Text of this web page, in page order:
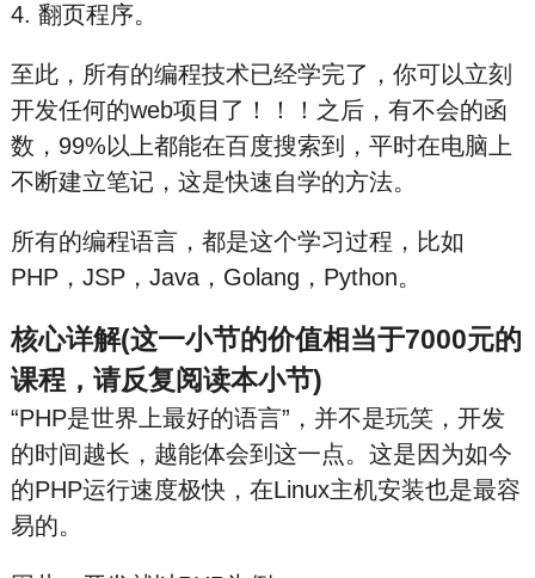
4. 翻页程序。
至此，所有的编程技术已经学完了，你可以立刻
开发任何的web项目了！！！之后，有不会的函
数，99%以上都能在百度搜索到，平时在电脑上
不断建立笔记，这是快速自学的方法。
所有的编程语言，都是这个学习过程，比如
PHP，JSP，Java，Golang，Python。
核心详解(这一小节的价值相当于7000元的
课程，请反复阅读本小节)
“PHP是世界上最好的语言”，并不是玩笑，开发
的时间越长，越能体会到这一点。这是因为如今
的PHP运行速度极快，在Linux主机安装也是最容
易的。